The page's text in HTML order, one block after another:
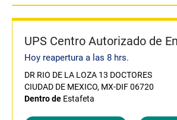
UPS Centro Autorizado de
Hoy reapertura a las 8 hrs.
DR RIO DE LA LOZA 13 DOCTORES
CIUDAD DE MEXICO, MX-DIF 06720
Dentro de Estafeta